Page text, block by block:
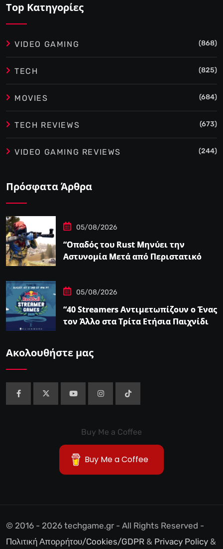
Top Κατηγορίες
VIDEO GAMING (868)
TECH (825)
MOVIES (684)
TECH REVIEWS (673)
VIDEO GAMING REVIEWS (244)
Πρόσφατα Άρθρα
05/08/2026
“Οπαδός του Rust Μηνύει την
Αστυνομία Μετά από Περιστατικό
05/08/2026
“40 Streamers Αντιμετωπίζουν ο Ένας
τον Άλλο στα Τρίτα Ετήσια Παιχνίδια
Ακολουθήστε μας
Buy Me a Coffee
Buy Me a Coffee
© 2016 - 2026 techgame.gr - All Rights Reserved -
Πολιτική Απορρήτου/Cookies/GDPR & Privacy Policy &